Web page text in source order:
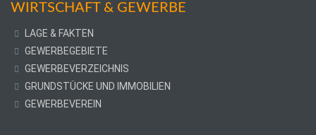
WIRTSCHAFT & GEWERBE
LAGE & FAKTEN
GEWERBEGEBIETE
GEWERBEVERZEICHNIS
GRUNDSTÜCKE UND IMMOBILIEN
GEWERBEVEREIN